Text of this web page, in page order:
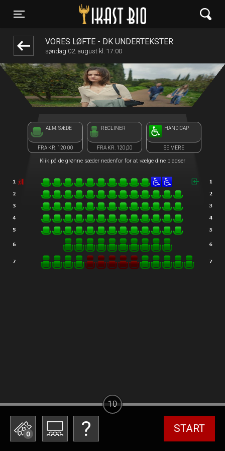
Toggle navigation
Ikast Bio
VORES LØFTE - DK UNDERTEKSTER
søndag 02. august kl. 17:00
ALM. SÆDE
FRA KR. 120,00
RECLINER
FRA KR. 120,00
HANDICAP
SE MERE
Klik på de grønne sæder nedenfor for at vælge dine pladser
0 START
10
front03-cc 074811